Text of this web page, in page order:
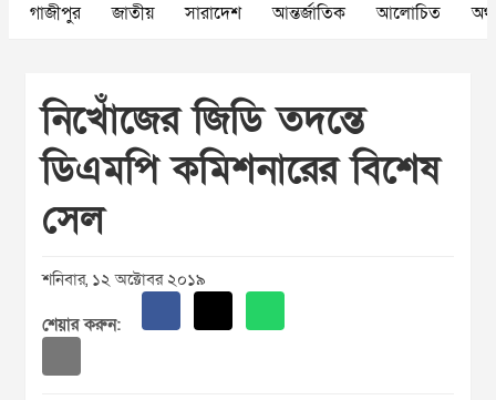
গাজীপুর জাতীয় সারাদেশ আন্তর্জাতিক আলোচিত
নিখোঁজের জিডি তদন্তে
ডিএমপি কমিশনারের বিশেষ
সেল
শনিবার, ১২ অক্টোবর ২০১৯
শেয়ার করুন: